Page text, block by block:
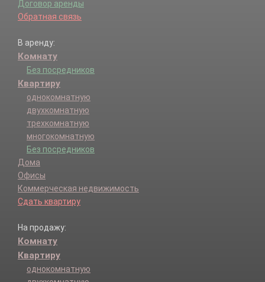
Договор аренды
Обратная связь
В аренду:
Комнату
Без посредников
Квартиру
однокомнатную
двухкомнатную
трехкомнатную
многокомнатную
Без посредников
Дома
Офисы
Коммерческая недвижимость
Сдать квартиру
На продажу:
Комнату
Квартиру
однокомнатную